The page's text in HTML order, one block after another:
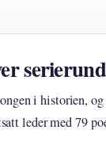
i historien,
leder med 79